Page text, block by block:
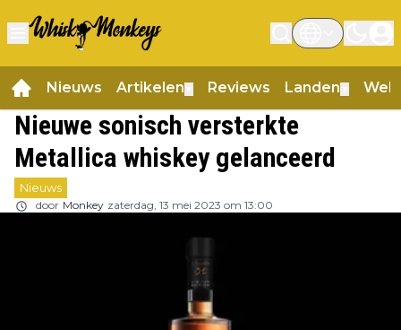
Nieuws Artikelen Reviews Landen
Nieuwe sonisch versterkte
Metallica whiskey gelanceerd
Nieuws
door Monkey zaterdag, 13 mei 2023 om 13:00